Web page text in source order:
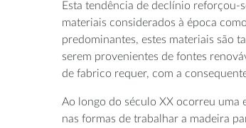
Esta tendência de declínio reforçou-
materiais considerados à época
predominantes, estes materiais são
serem provenientes de fontes
de fabrico requer, com a
Ao longo do século XX ocorreu uma
nas formas de trabalhar a madeira